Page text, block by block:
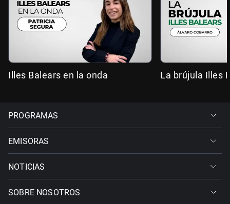
Illes Balears en la onda La brújula Illes
PROGRAMAS
EMISORAS
NOTICIAS
SOBRE NOSOTROS